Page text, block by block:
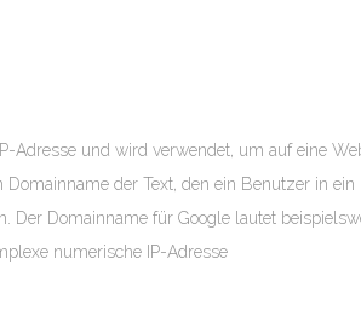
Adresse und wird verwendet, um auf eine
der Text, den ein Benutzer in ein
Der Domainname für Google lautet
numerische IP-Adresse